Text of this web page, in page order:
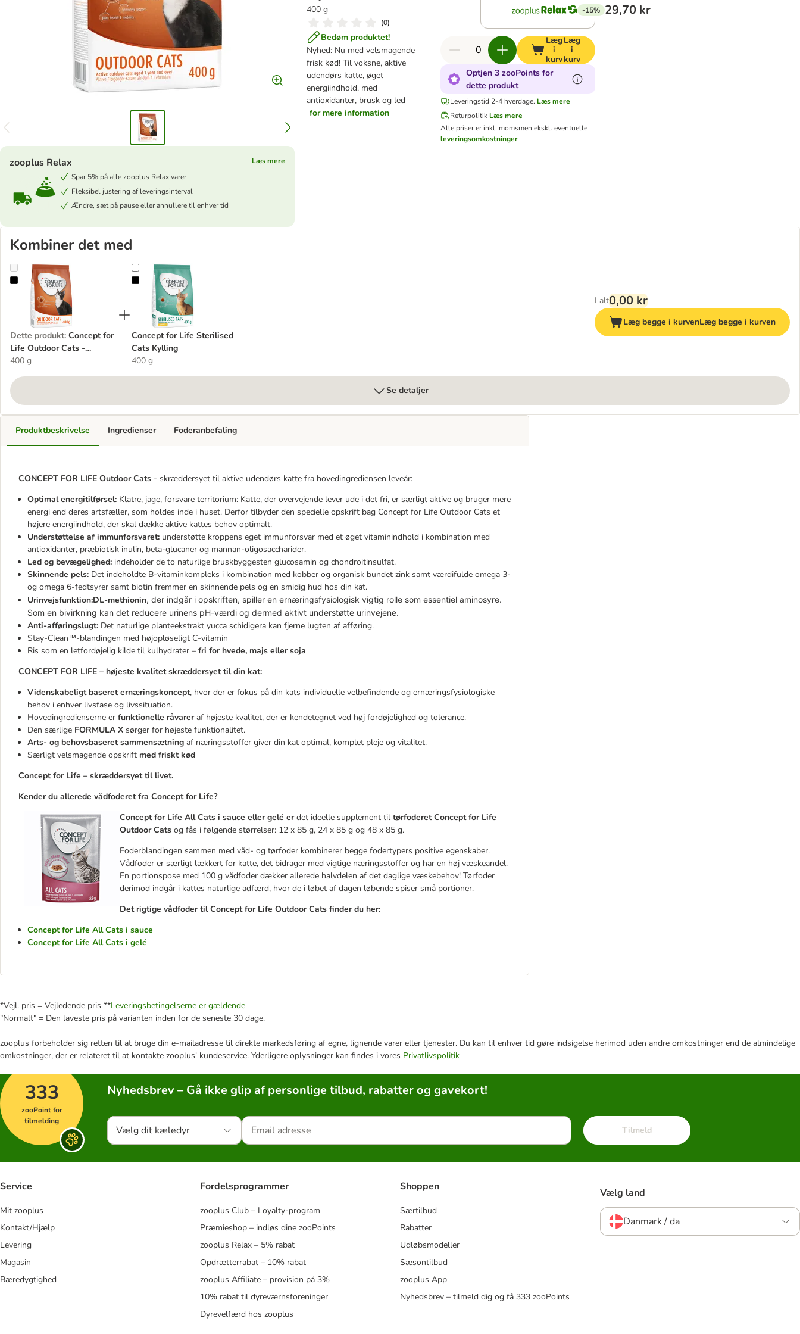
400 g
(0)
Bedøm produktet!
Nyhed: Nu med velsmagende
frisk kød! Til voksne, aktive
udendørs katte, øget
energiindhold, med
antioxidanter, brusk og led
for mere information
zooplus Relax
Læs mere
Spar 5% på alle zooplus Relax varer
Fleksibel justering af leveringsinterval
Ændre, sæt på pause eller annullere til enhver tid
-15% 29,70 kr
Læg
i
kurv
Læg
i
kurv
Optjen 3 zooPoints for
dette produkt
Leveringstid 2-4 hverdage. Læs mere
Returpolitik Læs mere
Alle priser er inkl. momsmen ekskl. eventuelle
leveringsomkostninger
Kombiner det med
Concept for Life Outdoor Cats - Forbedret opskrift
Dette produkt: Concept for
Life Outdoor Cats -
Forbedret opskrift
400 g
Concept for Life Sterilised Cats Kylling
Concept for Life Sterilised
Cats Kylling
400 g
I alt0,00 kr
Læg begge i kurvenLæg begge i kurven
Se detaljer
Produktbeskrivelse
CONCEPT FOR LIFE Outdoor Cats - skræddersyet til aktive udendørs katte fra hovedingrediensen leveår:
Optimal energitilførsel: Klatre, jage, forsvare territorium: Katte, der overvejende lever ude i det fri, er særligt aktive og bruger mere
energi end deres artsfæller, som holdes inde i huset. Derfor tilbyder den specielle opskrift bag Concept for Life Outdoor Cats et
højere energiindhold, der skal dække aktive kattes behov optimalt.
Understøttelse af immunforsvaret: understøtte kroppens eget immunforsvar med et øget vitaminindhold i kombination med
antioxidanter, præbiotisk inulin, beta-glucaner og mannan-oligosaccharider.
Led og bevægelighed: indeholder de to naturlige bruskbyggesten glucosamin og chondroitinsulfat.
Skinnende pels: Det indeholdte B-vitaminkompleks i kombination med kobber og organisk bundet zink samt værdifulde omega 3-
og omega 6-fedtsyrer samt biotin fremmer en skinnende pels og en smidig hud hos din kat.
Urinvejsfunktion:DL-methionin, der indgår i opskriften, spiller en ernæringsfysiologisk vigtig rolle som essentiel aminosyre.
Som en bivirkning kan det reducere urinens pH-værdi og dermed aktivt understøtte urinvejene.
Anti-afføringslugt: Det naturlige planteekstrakt yucca schidigera kan fjerne lugten af afføring.
Stay-Clean™-blandingen med højopløseligt C-vitamin
Ris som en letfordøjelig kilde til kulhydrater – fri for hvede, majs eller soja
CONCEPT FOR LIFE – højeste kvalitet skræddersyet til din kat:
Videnskabeligt baseret ernæringskoncept, hvor der er fokus på din kats individuelle velbefindende og ernæringsfysiologiske
behov i enhver livsfase og livssituation.
Hovedingredienserne er funktionelle råvareraf højeste kvalitet, der er kendetegnet ved høj fordøjelighed og tolerance.
Den særlige FORMULA X sørger for højeste funktionalitet.
Arts- og behovsbaseret sammensætning af næringsstoffer giver din kat optimal, komplet pleje og vitalitet.
Særligt velsmagende opskrift med friskt kød
Concept for Life – skræddersyet til livet.
Kender du allerede vådfoderet fra Concept for Life?
Concept for Life All Cats i sauce eller gelé erdet ideelle supplement til tørfoderet Concept for Life
Outdoor Cats og fås i følgende størrelser: 12 x 85 g, 24 x 85 g og 48 x 85 g.
Foderblandingen sammen med våd- og tørfoder kombinerer begge fodertypers positive egenskaber.
Vådfoder er særligt lækkert for katte, det bidrager med vigtige næringsstoffer og har en høj væskeandel.
En portionspose med 100 g vådfoder dækker allerede halvdelen af ​​det daglige væskebehov! Tørfoder
derimod indgår i kattes naturlige adfærd, hvor de i løbet af dagen løbende spiser små portioner.
Det rigtige vådfoder til Concept for Life Outdoor Cats finder du her:
Concept for Life All Cats i sauce
Concept for Life All Cats i gelé
Ingredienser Foderanbefaling
*Vejl. pris = Vejledende pris **Leveringsbetingelserne er gældende
"Normalt" = Den laveste pris på varianten inden for de seneste 30 dage.
zooplus forbeholder sig retten til at bruge din e-mailadresse til direkte markedsføring af egne, lignende varer eller tjenester. Du kan til enhver tid gøre indsigelse herimod uden andre omkostninger end de almindelige
omkostninger, der er relateret til at kontakte zooplus' kundeservice. Yderligere oplysninger kan findes i vores Privatlivspolitik
333
zooPoint for
tilmelding
Nyhedsbrev – Gå ikke glip af personlige tilbud, rabatter og gavekort!
Vælg dit kæledyr Tilmeld
Service
Mit zooplus
Kontakt/Hjælp
Levering
Magasin
Bæredygtighed
Fordelsprogrammer
zooplus Club – Loyalty-program
Præmieshop – indløs dine zooPoints
zooplus Relax – 5% rabat
Opdrætterrabat – 10% rabat
zooplus Affiliate – provision på 3%
10% rabat til dyreværnsforeninger
Dyrevelfærd hos zooplus
Shoppen
Særtilbud
Rabatter
Udløbsmodeller
Sæsontilbud
zooplus App
Nyhedsbrev – tilmeld dig og få 333 zooPoints
Vælg land
Danmark / da